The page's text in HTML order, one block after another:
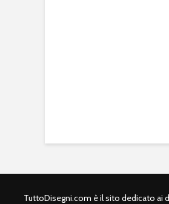
TuttoDisegni.com è il sito dedicato ai